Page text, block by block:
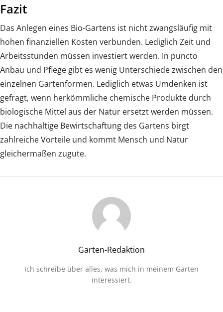
Fazit
Das Anlegen eines Bio-Gartens ist nicht zwangsläufig mit
hohen finanziellen Kosten verbunden. Lediglich Zeit und
Arbeitsstunden müssen investiert werden. In puncto
Anbau und Pflege gibt es wenig Unterschiede zwischen den
einzelnen Gartenformen. Lediglich etwas Umdenken ist
gefragt, wenn herkömmliche chemische Produkte durch
biologische Mittel aus der Natur ersetzt werden müssen.
Die nachhaltige Bewirtschaftung des Gartens birgt
zahlreiche Vorteile und kommt Mensch und Natur
gleichermaßen zugute.
Garten-Redaktion
Ich schreibe über alles, was mich in meinem Garten
interessiert.